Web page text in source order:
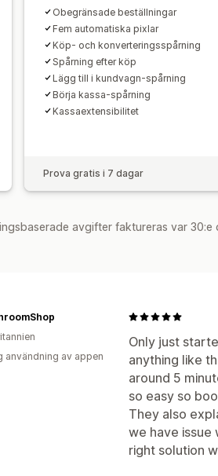
Obegränsade beställningar
Fem automatiska pixlar
Köp- och konverteringsspårning
Spårning efter köp
Lägg till i kundvagn-spårning
Börja kassa-spårning
Kassaextensibilitet
Prova gratis i 7 dagar
avgifter faktureras var 30:e
Only just
anything like
around 5
so easy so
They also
we have issue
right solution
användning av appen